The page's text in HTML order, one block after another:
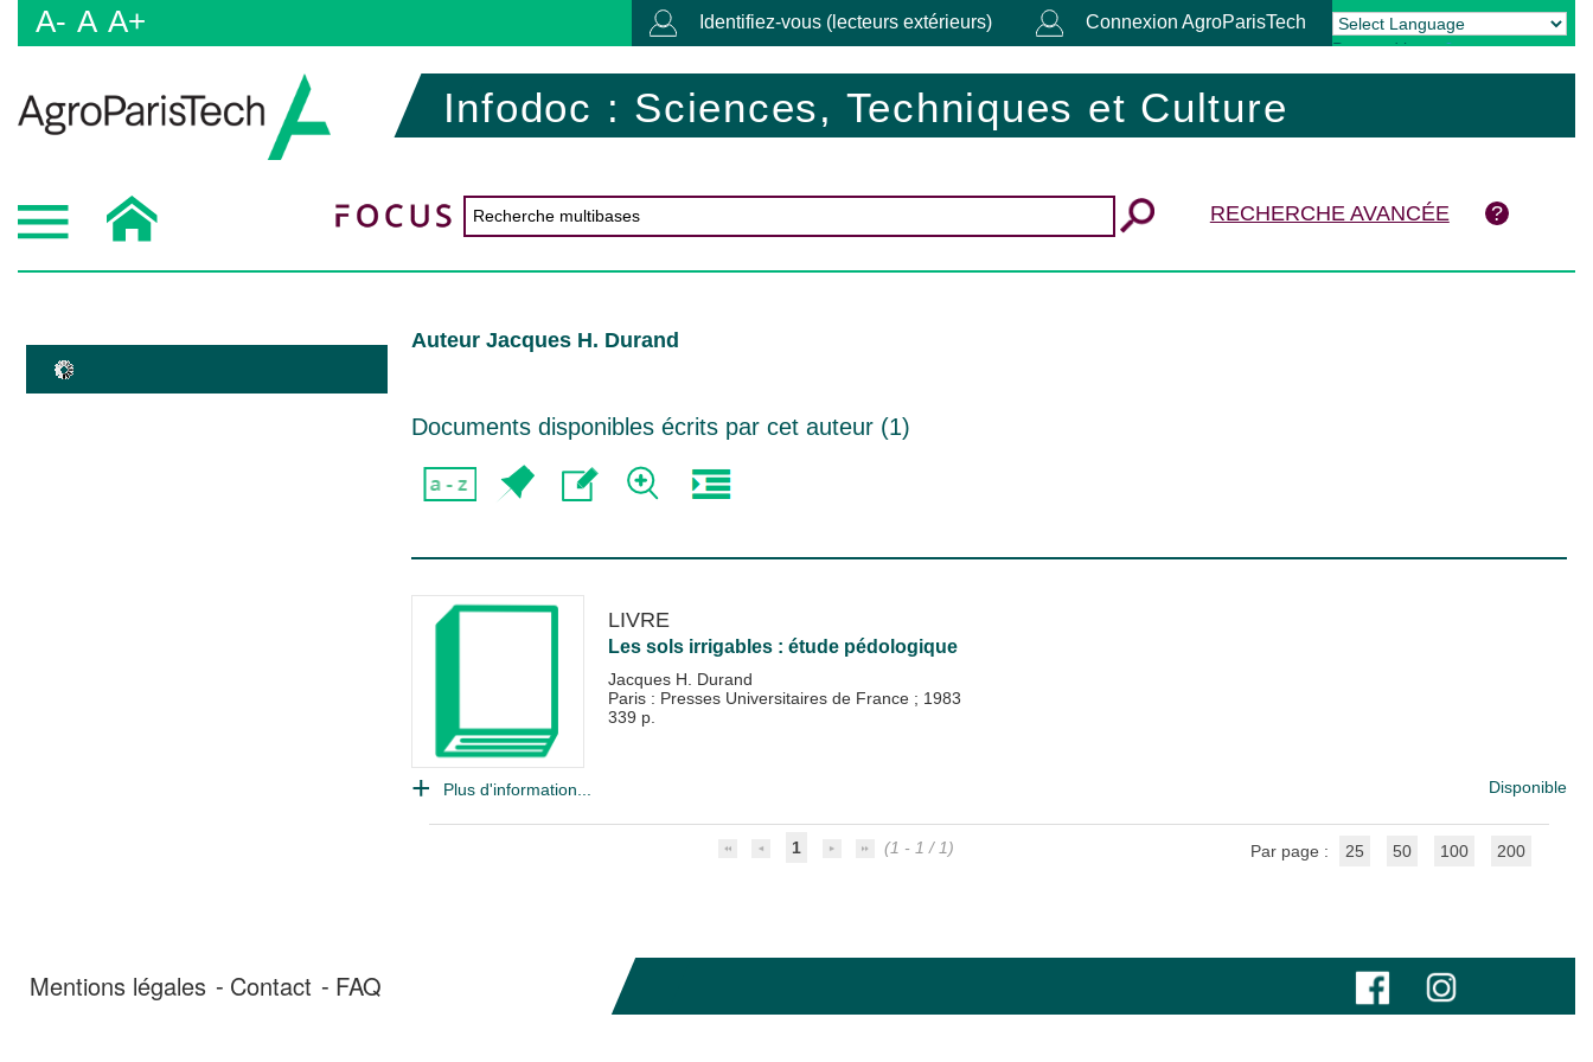
A- A A+ Identifiez-vous (lecteurs extérieurs) Connexion AgroParisTech
Powered by Translate
Infodoc : Sciences, Techniques et Culture
RECHERCHE AVANCÉE
Auteur Jacques H. Durand
Documents disponibles écrits par cet auteur (1)
LIVRE
Les sols irrigables : étude pédologique
Jacques H. Durand
Paris : Presses Universitaires de France ; 1983
339 p.
Plus d'information... Disponible
1 (1 - 1 / 1) Par page : 25 50 100 200
Mentions légales Contact FAQ